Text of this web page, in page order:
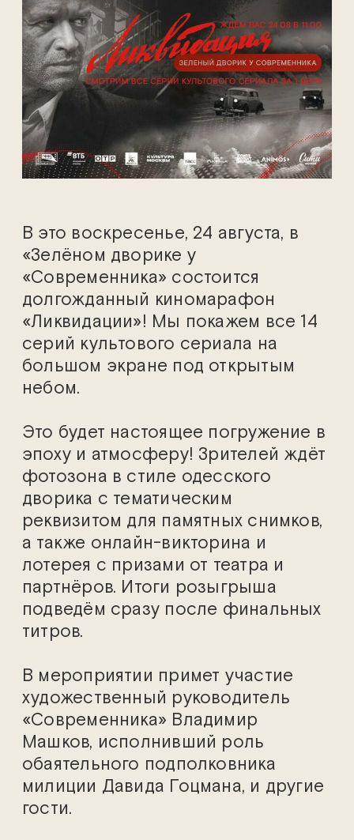
В это воскресенье, 24 августа, в
«Зелёном дворике у
«Современника» состоится
долгожданный киномарафон
«Ликвидации»! Мы покажем все 14
серий культового сериала на
большом экране под открытым
небом.
Это будет настоящее погружение в
эпоху и атмосферу! Зрителей ждёт
фотозона в стиле одесского
дворика с тематическим
реквизитом для памятных снимков,
а также онлайн-викторина и
лотерея с призами от театра и
партнёров. Итоги розыгрыша
подведём сразу после финальных
титров.
В мероприятии примет участие
художественный руководитель
«Современника» Владимир
Машков, исполнивший роль
обаятельного подполковника
милиции Давида Гоцмана, и другие
гости.